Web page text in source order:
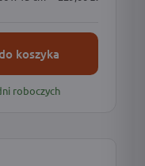
koszyka
roboczych